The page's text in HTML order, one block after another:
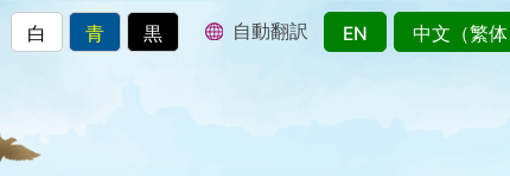
白 青 黒 自動翻訳 EN 中文（繁体